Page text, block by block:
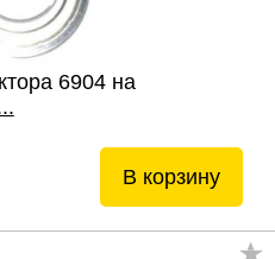
6904 на
В корзину